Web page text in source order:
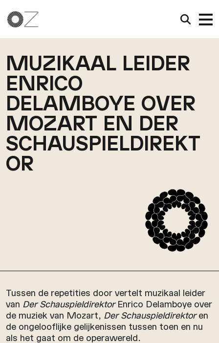
MUZIKAAL LEIDER
ENRICO
DELAMBOYE OVER
MOZART EN DER
SCHAUSPIELDIREKT
OR
Tussen de repetities door vertelt muzikaal leider
van Der SchauspieldirektorEnrico Delamboye over
de muziek van Mozart, Der Schauspieldirektoren
de ongelooflijke gelijkenissen tussen toen en nu
als het gaat om de operawereld.